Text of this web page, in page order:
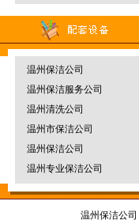
温州防水补漏
温州杀虫灭鼠
烟雾机
地毯干洗机
割草机
温州保洁公司
温州保洁服务公司
温州清洗公司
温州市保洁公司
温州保洁公司
温州专业保洁公司
温州保洁公司